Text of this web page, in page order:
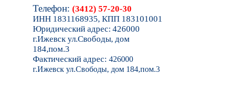
Телефон: (3412) 57-20-30
ИНН 1831168935, КПП 183101001
Юридический адрес: 426000
г.Ижевск ул.Свободы, дом
184,пом.3
Фактический адрес: 426000
г.Ижевск ул.Свободы, дом 184,пом.3